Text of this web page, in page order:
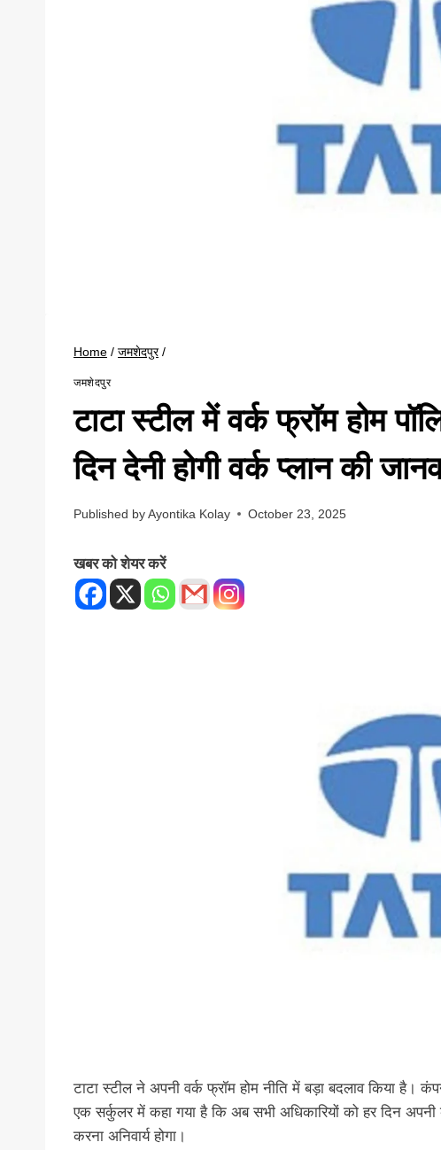
Home / जमशेदपुर /
जमशेदपुर
टाटा स्टील में वर्क फ्रॉम होम
दिन देनी होगी वर्क प्लान की
Published by Ayontika Kolay October 23, 2025
खबर को शेयर करें
टाटा स्टील ने अपनी वर्क फ्रॉम होम नीति में बड़ा बदलाव किया है।
एक सर्कुलर में कहा गया है कि अब सभी अधिकारियों को हर दिन अपनी
करना अनिवार्य होगा।